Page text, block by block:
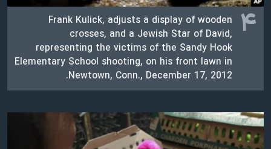
۴
Frank Kulick, adjusts a display of wooden
crosses, and a Jewish Star of David,
representing the victims of the Sandy Hook
Elementary School shooting, on his front lawn in
Newtown, Conn., December 17, 2012.